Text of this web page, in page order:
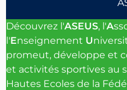
b
o
o
k
Découvrez l'ASEUS, l'A
l'Enseignement U
promeut, développe et
et activités sportives au
Hautes Ecoles de la